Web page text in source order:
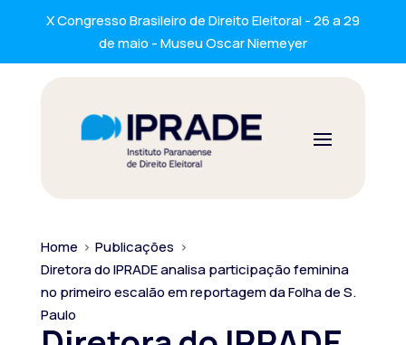
X Congresso Brasileiro de Direito Eleitoral - 26 a 29
de maio - Museu Oscar Niemeyer
Home > Publicações >
Diretora do IPRADE analisa participação feminina
no primeiro escalão em reportagem da Folha de S.
Paulo